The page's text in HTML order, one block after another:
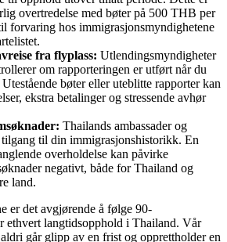
overtredelse med bøter på 500 THB per
forvaring hos immigrasjonsmyndighetene
fra flyplass: Utlendingsmyndigheter
om rapporteringen er utført når du
bøter eller uteblitte rapporter kan
ekstra betalinger og stressende avhør
Thailands ambassader og
til din immigrasjonshistorikk. En
overholdelse kan påvirke
negativt, både for Thailand og
land.
er det avgjørende å følge 90-
ethvert langtidsopphold i Thailand. Vår
går glipp av en frist og opprettholder en